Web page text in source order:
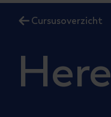
Cursusoverzicht
Here